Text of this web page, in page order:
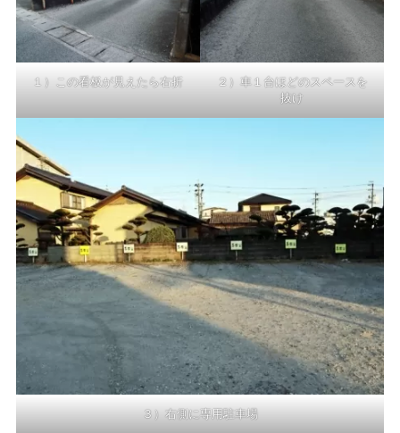
１）この看板が見えたら右折
２）車１台ほどのスペースを
抜け
３）右側に専用駐車場